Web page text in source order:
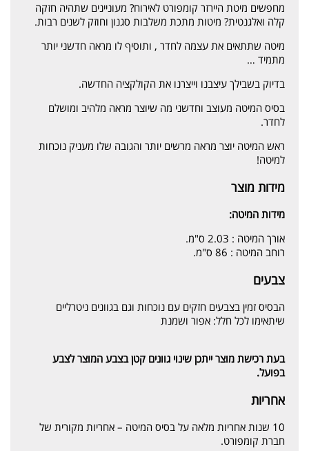
מחפשים מיטת היירזר קומפורט לאירוח? מעוניינים שתהיה חזקה
קלה ואלגנטית? מיטות מתכת משלבות סגנון וחוזק לשנים רבות.
מיטה שתתאים את עצמה לחדר , ותוסיף לו מראה חדשני יותר
מתמיד …
בדיוק בשבילך עיצבנו וייצרנו את הקולקציה החדשה.
בסיס המיטה מעוצב וחדשני מה שיוצר מראה מלהיב ומושלם
לחדר.
ראש המיטה יוצר מראה מרשים יותר והגובה שלו מעניק נוכחות
למיטה!
מידות מוצר
מידות המיטה:
אורך המיטה : 2.03 ס"מ.
רוחב המיטה : 86 ס"מ.
צבעים
הבסיס זמין בצבעים חזקים עם נוכחות וגם בגוונים ניטרליים
שיתאימו לכל חלל: אפור ושמנת
בעת רכישת מוצר ייתכן שינוי גוונים קטן בצבע המוצר לצבע
בפועל.
אחריות
10 שנות אחריות מלאה על בסיס המיטה – אחריות מקורית של
חברת קומפורט.